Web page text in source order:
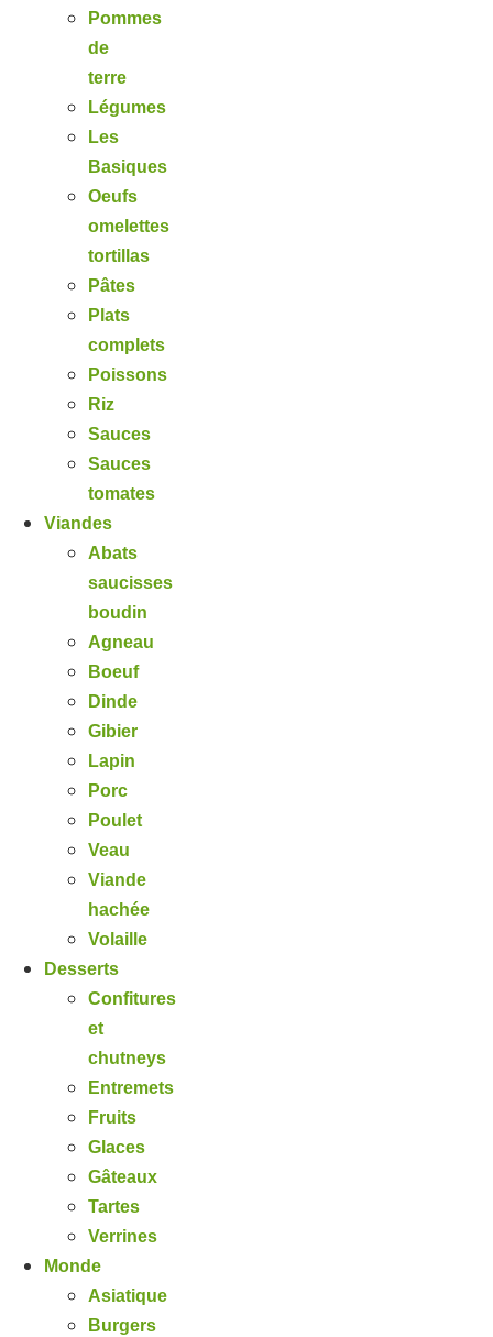
Pommes
de
terre
Légumes
Les
Basiques
Oeufs
omelettes
tortillas
Pâtes
Plats
complets
Poissons
Riz
Sauces
Sauces
tomates
Viandes
Abats
saucisses
boudin
Agneau
Boeuf
Dinde
Gibier
Lapin
Porc
Poulet
Veau
Viande
hachée
Volaille
Desserts
Confitures
et
chutneys
Entremets
Fruits
Glaces
Gâteaux
Tartes
Verrines
Monde
Asiatique
Burgers